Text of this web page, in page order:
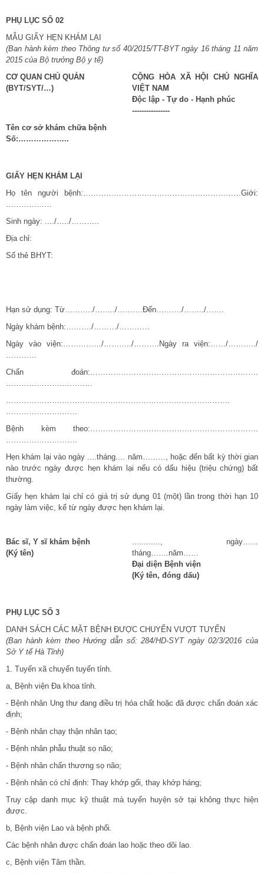
PHỤ LỤC SỐ 02
MẪU GIẤY HẸN KHÁM LẠI
(Ban hành kèm theo Thông tư số 40/2015/TT-BYTngày 16 tháng 11 năm
2015 của Bộ trưởng Bộ y tế)
CƠ QUAN CHỦ QUẢN
(BYT/SYT/…)
CỘNG HÒA XÃ HỘI CHỦ NGHĨA
VIỆT NAM
Độc lập - Tự do - Hạnh phúc
----------------
Tên cơ sở khám chữa bệnh
Số:………………..
GIẤY HẸN KHÁM LẠI
Họ tên người bệnh:………………………..……………………………Giới:
………………
Sinh ngày: ..../…../………..
Địa chỉ:
Số thẻ BHYT:
Hạn sử dụng: Từ………../……../……….Đến………./……../…….
Ngày khám bệnh:………./………/…………
Ngày vào viện:……………/………../……….Ngày ra viện:……/………../
…………
Chẩn đoán:………………….………………….………………….
………………….…………
………………….………………….………………….………………….
………………….……
Bệnh kèm theo:………………….………………….………………….
……………………….
Hẹn khám lại vào ngày ....tháng.... năm………, hoặc đến bất kỳ thời gian
nào trước ngày được hẹn khám lại nếu có dấu hiệu (triệu chứng) bất
thường.
Giấy hẹn khám lại chỉ có giá trị sử dụng 01 (một) lần trong thời hạn 10
ngày làm việc, kể từ ngày được hẹn khám lại.
Bác sĩ, Y sĩ khám bệnh
(Ký tên)
............, ngày……
tháng…….năm……
Đại diện Bệnh viện
(Ký tên, đóng dấu)
PHỤ LỤC SỐ 3
DANH SÁCH CÁC MẶT BỆNH ĐƯỢC CHUYỂN VƯỢT TUYẾN
(Ban hành kèm theo Hướng dẫn số: 284/HD-SYT ngày 02/3/2016 của
Sở Y tế Hà Tĩnh)
1. Tuyến xã chuyển tuyến tỉnh.
a, Bệnh viện Đa khoa tỉnh.
- Bệnh nhân Ung thư đang điều trị hóa chất hoặc đã được chẩn đoán xác
định;
- Bệnh nhân chạy thận nhân tạo;
- Bệnh nhân phẫu thuật sọ não;
- Bệnh nhân chấn thương sọ não;
- Bệnh nhân có chỉ định: Thay khớp gối, thay khớp háng;
Truy cập danh mục kỹ thuật mà tuyến huyện sở tại không thực hiện
được.
b, Bệnh viện Lao và bệnh phổi.
Các bệnh nhân được chẩn đoán lao hoặc theo dõi lao.
c, Bệnh viện Tâm thần.